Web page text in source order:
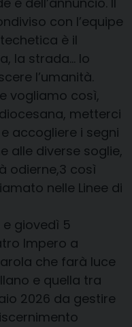
con l’equipe
è il
la strada… lo
l’umanità.
vogliamo così,
metterci
accogliere i segni
alle diverse soglie,
odierne,3 così
nelle Linee di
giovedì 5
Impero a
che farà luce
e quella tra
2026 da gestire